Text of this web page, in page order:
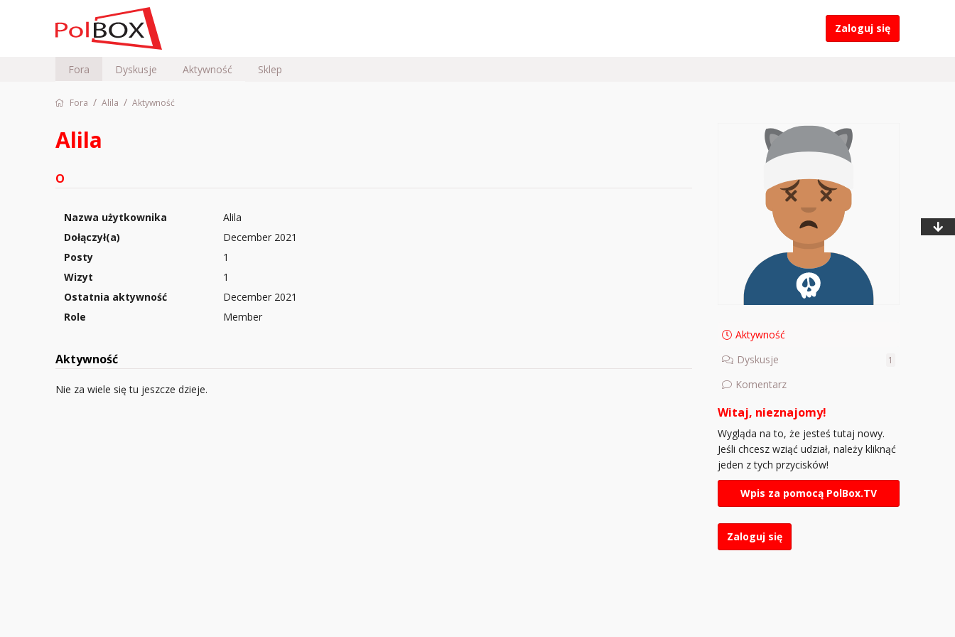
Zaloguj się
Fora Dyskusje Aktywność Sklep
Fora / Alila / Aktywność
Alila
O
Nazwa użytkownika
Alila
Dołączył(a)
December 2021
Posty
1
Wizyt
1
Ostatnia aktywność
December 2021
Role
Member
Aktywność
Nie za wiele się tu jeszcze dzieje.
Aktywność
Dyskusje
1
Komentarz
Witaj, nieznajomy!
Wygląda na to, że jesteś tutaj nowy.
Jeśli chcesz wziąć udział, należy kliknąć
jeden z tych przycisków!
Wpis za pomocą PolBox.TV
Zaloguj się